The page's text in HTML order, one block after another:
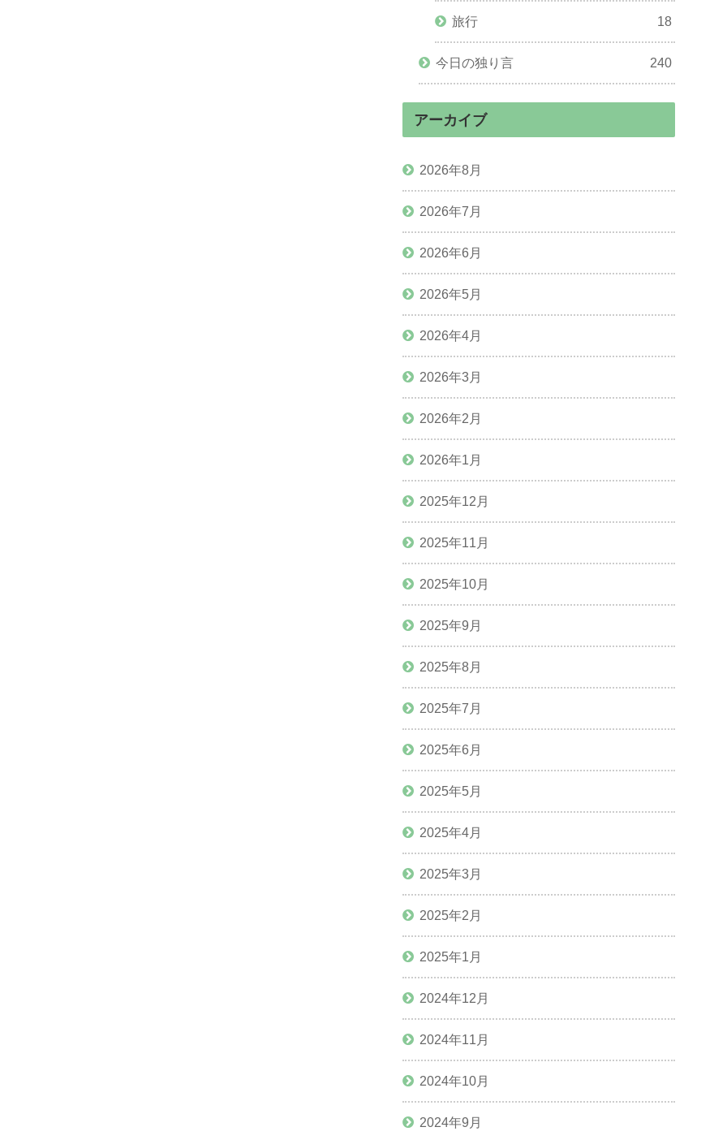
旅行 18
今日の独り言 240
アーカイブ
2026年8月
2026年7月
2026年6月
2026年5月
2026年4月
2026年3月
2026年2月
2026年1月
2025年12月
2025年11月
2025年10月
2025年9月
2025年8月
2025年7月
2025年6月
2025年5月
2025年4月
2025年3月
2025年2月
2025年1月
2024年12月
2024年11月
2024年10月
2024年9月